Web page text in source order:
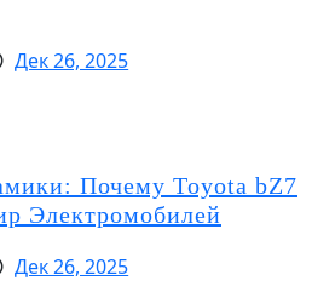
Дек 26, 2025
Почему Toyota bZ7
Электромобилей
Дек 26, 2025